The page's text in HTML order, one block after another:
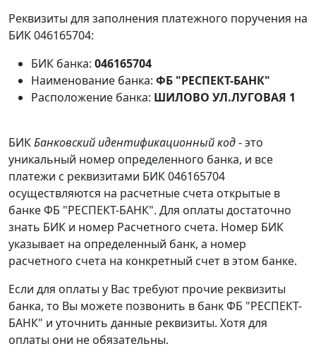
Реквизиты для заполнения платежного поручения на
БИК 046165704:
БИК банка: 046165704
Наименование банка: ФБ "РЕСПЕКТ-БАНК"
Расположение банка: ШИЛОВО УЛ.ЛУГОВАЯ 1
БИКБанковский идентификационный код- это
уникальный номер определенного банка, и все
платежи с реквизитами БИК 046165704
осуществляются на расчетные счета открытые в
банке ФБ "РЕСПЕКТ-БАНК". Для оплаты достаточно
знать БИК и номер Расчетного счета. Номер БИК
указывает на определенный банк, а номер
расчетного счета на конкретный счет в этом банке.
Если для оплаты у Вас требуют прочие реквизиты
банка, то Вы можете позвонить в банк ФБ "РЕСПЕКТ-
БАНК" и уточнить данные реквизиты. Хотя для
оплаты они не обязательны.